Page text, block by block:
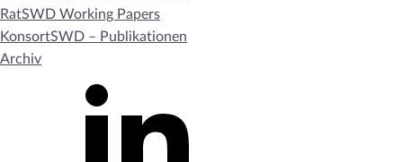
RatSWD Working Papers
KonsortSWD – Publikationen
Archiv